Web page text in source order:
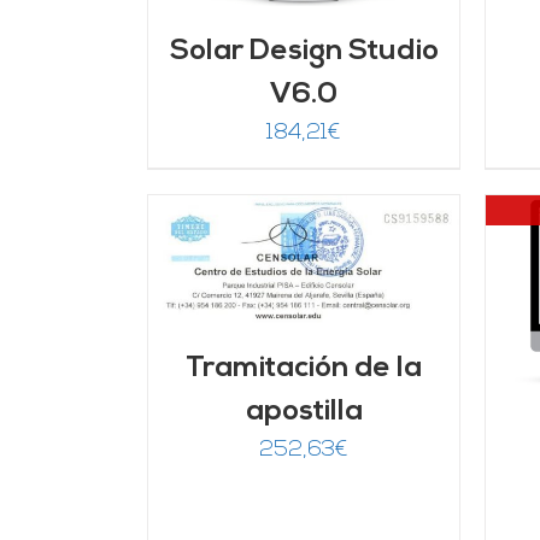
Solar Design Studio
V6.0
184,21€
Tramitación de la
apostilla
252,63€
DETALLES